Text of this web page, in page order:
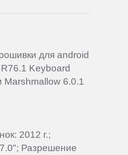
для android
Keyboard
6.0.1
2012 г.;
Разрешение